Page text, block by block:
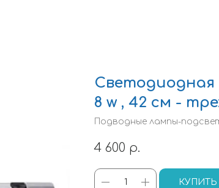
Светодиодная
8 w , 42 см -
Подводные лампы-
4 600 р.
КУПИТЬ